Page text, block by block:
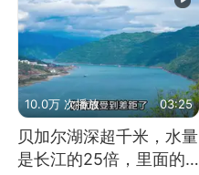
10.0万 次播放 03:25
贝加尔湖深超千米，水量
是长江的25倍，里面的